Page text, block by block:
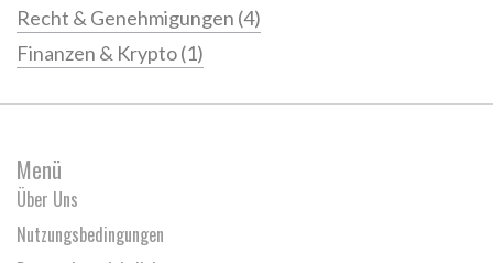
Recht & Genehmigungen (4)
Finanzen & Krypto(1)
Menü
Über Uns
Nutzungsbedingungen